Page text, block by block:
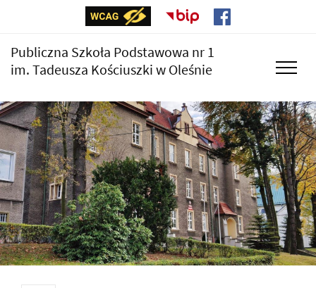
Publiczna Szkoła Podstawowa nr 1
im. Tadeusza Kościuszki w Oleśnie